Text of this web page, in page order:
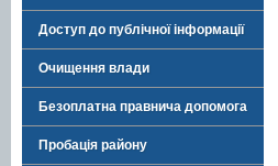
Доступ до публічної інформації
Очищення влади
Безоплатна правнича допомога
Пробація району